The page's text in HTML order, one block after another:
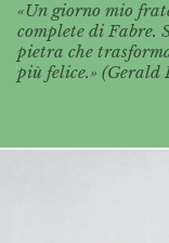
«Un giorno mio
complete di Fabre.
pietra che
più felice.» (Gerald